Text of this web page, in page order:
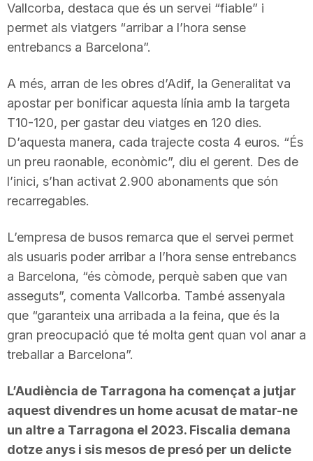
Vallcorba, destaca que és un servei “fiable” i
permet als viatgers “arribar a l’hora sense
entrebancs a Barcelona”.
A més, arran de les obres d’Adif, la Generalitat va
apostar per bonificar aquesta línia amb la targeta
T10-120, per gastar deu viatges en 120 dies.
D’aquesta manera, cada trajecte costa 4 euros. “És
un preu raonable, econòmic”, diu el gerent. Des de
l’inici, s’han activat 2.900 abonaments que són
recarregables.
L’empresa de busos remarca que el servei permet
als usuaris poder arribar a l’hora sense entrebancs
a Barcelona, “és còmode, perquè saben que van
asseguts”, comenta Vallcorba. També assenyala
que “garanteix una arribada a la feina, que és la
gran preocupació que té molta gent quan vol anar a
treballar a Barcelona”.
L’Audiència de Tarragona ha començat a jutjar
aquest divendres un home acusat de matar-ne
un altre a Tarragona el 2023. Fiscalia demana
dotze anys i sis mesos de presó per un delicte